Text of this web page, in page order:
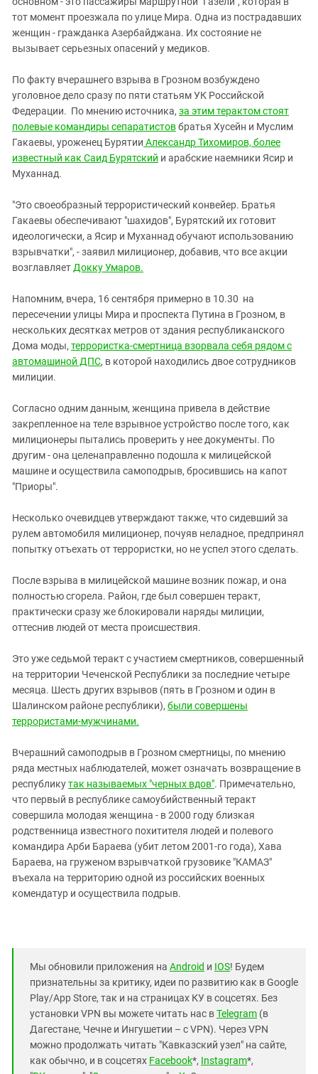
тот момент проезжала по улице Мира. Одна из пострадавших
женщин - гражданка Азербайджана. Их состояние не
вызывает серьезных опасений у медиков.
По факту вчерашнего взрыва в Грозном возбуждено
уголовное дело сразу по пяти статьям УК Российской
Федерации. По мнению источника, за этим терактом стоят
полевые командиры сепаратистовбратья Хусейн и Муслим
Гакаевы, уроженец Бурятии Александр Тихомиров, более
известный как Саид Бурятский и арабские наемники Ясир и
Муханнад.
"Это своеобразный террористический конвейер. Братья
Гакаевы обеспечивают "шахидов", Бурятский их готовит
идеологически, а Ясир и Муханнад обучают использованию
взрывчатки", - заявил милиционер, добавив, что все акции
возглавляет Докку Умаров.
Напомним, вчера, 16 сентября примерно в 10.30 на
пересечении улицы Мира и проспекта Путина в Грозном, в
нескольких десятках метров от здания республиканского
Дома моды, террористка-смертница взорвала себя рядом с
автомашиной ДПС, в которой находились двое сотрудников
милиции.
Согласно одним данным, женщина привела в действие
закрепленное на теле взрывное устройство после того, как
милиционеры пытались проверить у нее документы. По
другим - она целенаправленно подошла к милицейской
машине и осуществила самоподрыв, бросившись на капот
"Приоры".
Несколько очевидцев утверждают также, что сидевший за
рулем автомобиля милиционер, почуяв неладное, предпринял
попытку отъехать от террористки, но не успел этого сделать.
После взрыва в милицейской машине возник пожар, и она
полностью сгорела. Район, где был совершен теракт,
практически сразу же блокировали наряды милиции,
оттеснив людей от места происшествия.
Это уже седьмой теракт с участием смертников, совершенный
на территории Чеченской Республики за последние четыре
месяца. Шесть других взрывов (пять в Грозном и один в
Шалинском районе республики), были совершены
террористами-мужчинами.
Вчерашний самоподрыв в Грозном смертницы, по мнению
ряда местных наблюдателей, может означать возвращение в
республикутак называемых "черных вдов". Примечательно,
что первый в республике самоубийственный теракт
совершила молодая женщина - в 2000 году близкая
родственница известного похитителя людей и полевого
командира Арби Бараева (убит летом 2001-го года), Хава
Бараева, на груженом взрывчаткой грузовике "КАМАЗ"
въехала на территорию одной из российских военных
комендатур и осуществила подрыв.
Мы обновили приложения на Android и IOS! Будем
признательны за критику, идеи по развитию как в Google
Play/App Store, так и на страницах КУ в соцсетях. Без
установки VPN вы можете читать нас вTelegram (в
Дагестане, Чечне и Ингушетии – с VPN). Через VPN
можно продолжать читать "Кавказский узел" на сайте,
как обычно, и в соцсетях Facebook*, Instagram*,